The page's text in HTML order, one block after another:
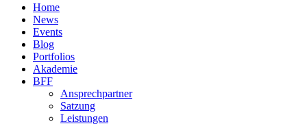
Home
News
Events
Blog
Portfolios
Akademie
BFF
Ansprechpartner
Satzung
Leistungen